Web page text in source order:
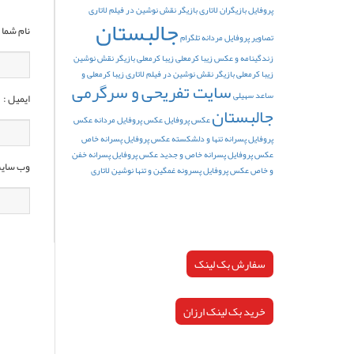
پروفایلبازیگران لاتاریبازیگر نقش نوشین در فیلم لاتاری
تصاویر پروفایل مردانه تلگرامجالبستان
زندگینامه و عکس زیبا کرمعلیزیبا کرمعلی بازیگر نقش نوشین
زیبا کرمعلی بازیگر نقش نوشین در فیلم لاتاریزیبا کرمعلی و
ساعد سهیلیسایت تفریحی و سرگرمی
جالبستانعکس پروفایلعکس پروفایل مردانهعکس
پروفایل پسرانه تنها و دلشکستهعکس پروفایل پسرانه خاص
عکس پروفایل پسرانه خاص و جدیدعکس پروفایل پسرانه خفن
و خاصعکس پروفایل پسرونه غمگین و تنهانوشین لاتاری
سفارش بک لینک
خرید بک لینک ارزان
نام
ایمیل :
وب